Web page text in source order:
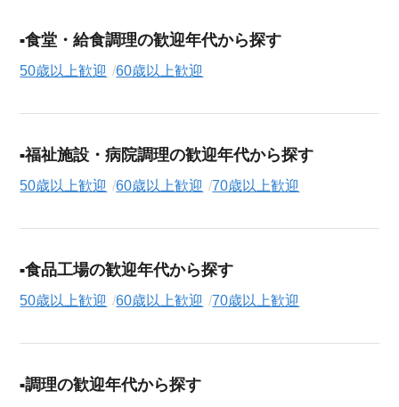
食堂・給食調理の歓迎年代から探す
50歳以上歓迎 60歳以上歓迎
福祉施設・病院調理の歓迎年代から探す
50歳以上歓迎 60歳以上歓迎 70歳以上歓迎
食品工場の歓迎年代から探す
50歳以上歓迎 60歳以上歓迎 70歳以上歓迎
調理の歓迎年代から探す